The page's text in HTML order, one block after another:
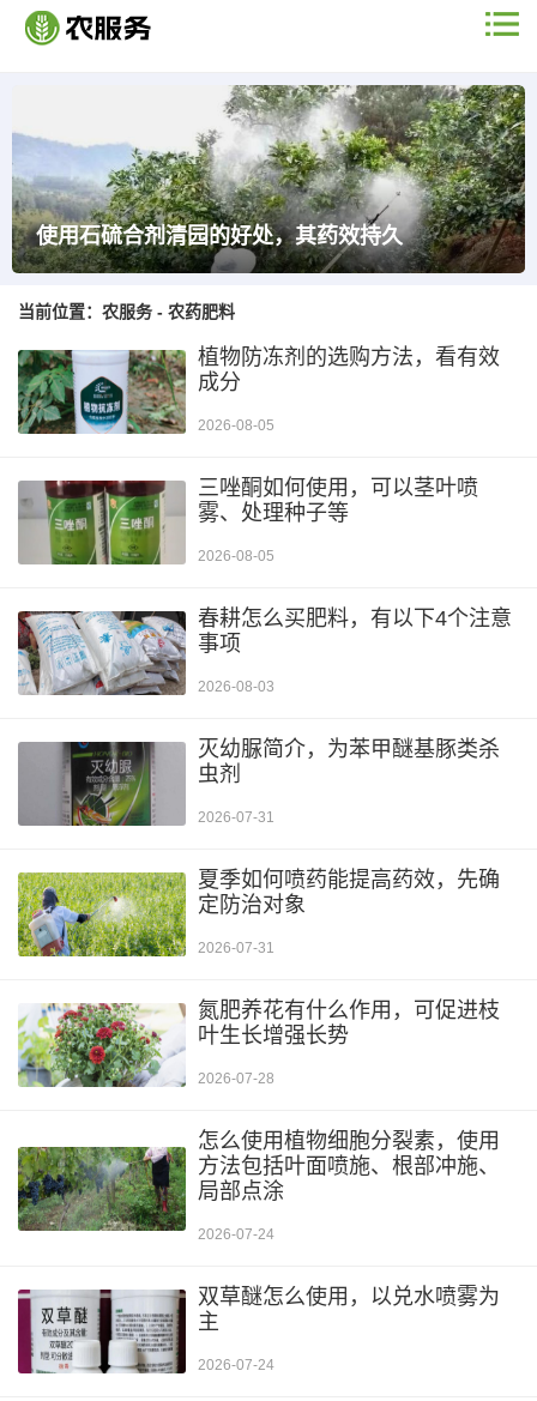
使用石硫合剂清园的好处，其药效持久
当前位置： 农服务 - 农药肥料
植物防冻剂的选购方法，看有效
成分
2026-08-05
三唑酮如何使用，可以茎叶喷
雾、处理种子等
2026-08-05
春耕怎么买肥料，有以下4个注意
事项
2026-08-03
灭幼脲简介，为苯甲醚基豚类杀
虫剂
2026-07-31
夏季如何喷药能提高药效，先确
定防治对象
2026-07-31
氮肥养花有什么作用，可促进枝
叶生长增强长势
2026-07-28
怎么使用植物细胞分裂素，使用
方法包括叶面喷施、根部冲施、
局部点涂
2026-07-24
双草醚怎么使用，以兑水喷雾为
主
2026-07-24